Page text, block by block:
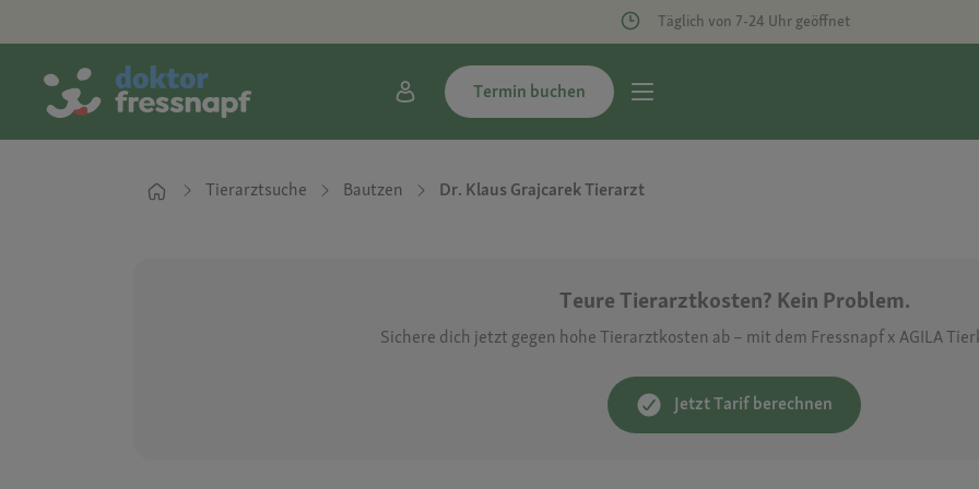
Täglich von 7-24 Uhr geöffnet
Termin buchen
Tierarztsuche Bautzen Dr. Klaus Grajcarek Tierarzt
Teure Tierarztkosten? Kein Problem.
Sichere dich jetzt gegen hohe Tierarztkosten ab – mit dem Fressnapf x AGILA
Jetzt Tarif berechnen